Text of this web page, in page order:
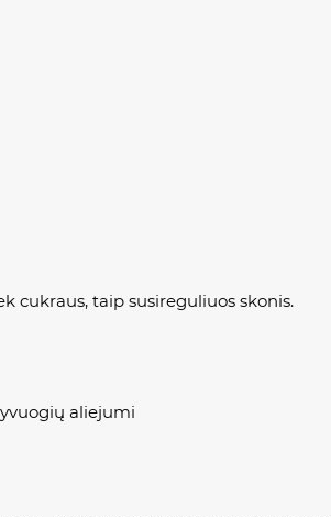
cukraus, taip susireguliuos skonis.
aliejumi